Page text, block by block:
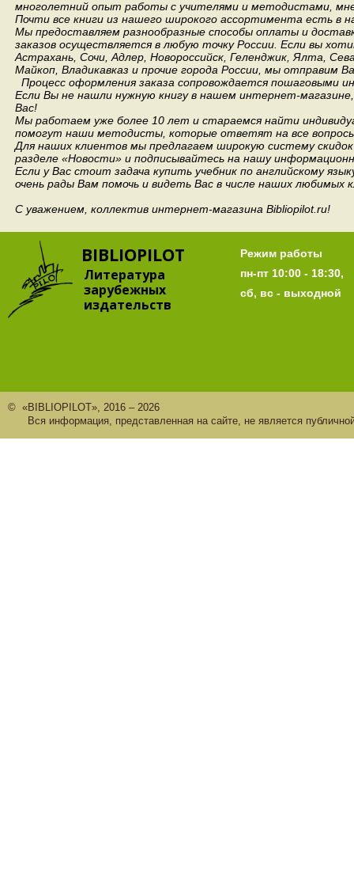
многолетний опыт работы с учителями и методистами,
Почти все книги из нашего широкого ассортимента есть в
Мы предоставляем разнообразные способы оплаты и
заказов осуществляется в любую точку России. Если вы
Астрахань, Сочи, Адлер, Новороссийск, Геленджик, Ялта,
Майкоп, Владикавказ и прочие города России, мы отправим
Процесс оформления заказа сопровождается пошаговыми
Если Вы не нашли нужную книгу в нашем интернет-
Вас!
Мы работаем уже более 10 лет и стараемся найти
помогут наши методисты, которые ответят на все
Для наших клиентов мы предлагаем широкую систему
разделе «Новости» и подписывайтесь на нашу
Если у Вас стоит задача купить учебник по английскому
очень рады Вам помочь и видеть Вас в числе наших любимых
С уважением, коллектив интернет-магазина Bibliopilot.ru!
BIBLIOPILOT
Литература
зарубежных
издательств
Режим работы
пн-пт 10:00 - 18:30,
сб, вс - выходной
© «BIBLIOPILOT», 2016 – 2026
Вся информация, представленная на сайте, не является